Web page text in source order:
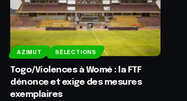
AZIMUT SÉLECTIONS
Togo/Violences à Womé : la FTF
dénonce et exige des mesures
exemplaires